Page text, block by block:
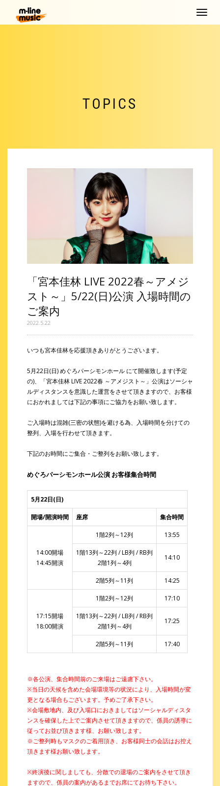
Toggle
TOPICS
「宮本佳林 LIVE 2022春～アメジ
スト～」5/22(日)公演 入場時間の
ご案内
2022.5.22
いつも宮本佳林を応援頂きありがとうございます。
5月22日(日) めぐろパーシモンホール にて開催致します(予定
の)、「宮本佳林 LIVE 2022春 ～アメジスト～」公演はソーシャ
ルディスタンスを意識した運営をさせて頂きますので、お客様
におかれましては下記の事項にご協力をお願い致します。
ご入場時は混雑(三密の状態)を避ける為、入場時間を分けての
整列、入場を行わせて頂きます。
下記のお時間にご集合・ご整列をお願い致します。
めぐろパーシモンホール公演 お客様集合時間
5月22日(日)
開場/開演時間 座席 集合時間
14:00開場
14:45開演
1階2列～12列 13:55
1階13列～22列 / LB列 / RB列
2階1列～4列
14:10
2階5列～11列 14:25
17:15開場
18:00開演
1階2列～12列 17:10
1階13列～22列 / LB列 / RB列
2階1列～4列
17:25
2階5列～11列 17:40
※各公演、集合時間前のご来場はご遠慮下さい。
※当日の天候を含めた会場環境等の状況により、入場時間が変
更となる場合もございます。予めご了承下さい。
※会場敷地内、及び入場口におきましてはソーシャルディスタ
ンスを確保した上でご案内させて頂きますので、係員の誘導に
従ってお並び頂きます様、お願い致します。
※ご整列時もマスクのご着用頂き、お客様同士の会話はお控え
頂きます様お願い致します。
※終演後に関しましても、分散での退場のご案内をさせて頂き
ますので、係員の案内があるまでお席にてお待ち下さい。